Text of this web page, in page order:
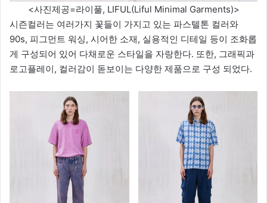
<사진제공=라이풀, LIFUL(Liful Minimal Garments)>
시즌컬러는 여러가지 꽃들이 가지고 있는 파스텔톤 컬러와
90s, 피그먼트 워싱, 시어한 소재, 실용적인 디테일 등이 조화롭
게 구성되어 있어 다채로운 스타일을 자랑한다. 또한, 그래픽과
로고플레이, 컬러감이 돋보이는 다양한 제품으로 구성 되었다.